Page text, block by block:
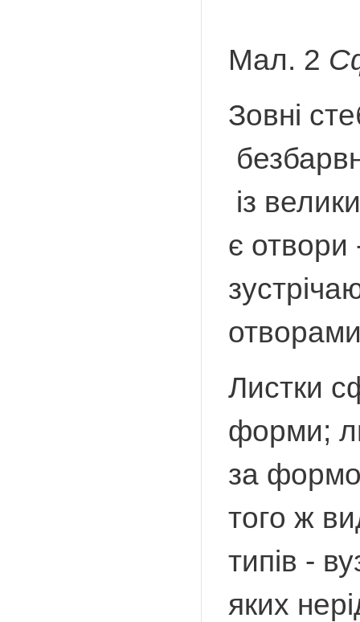
Мал. 2
Зовні
із
є отвори
Листки
форми;
за
того ж
типів -
яких